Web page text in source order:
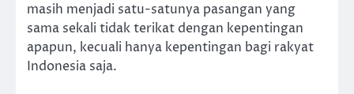
masih menjadi satu-satunya pasangan yang
sama sekali tidak terikat dengan kepentingan
apapun, kecuali hanya kepentingan bagi rakyat
Indonesia saja.